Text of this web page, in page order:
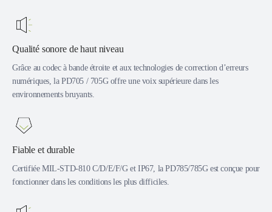
Qualité sonore de haut niveau
Grâce au codec à bande étroite et aux technologies de correction d’erreurs
numériques, la PD705 / 705G offre une voix supérieure dans les
environnements bruyants.
Fiable et durable
Certifiée MIL-STD-810 C/D/E/F/G et IP67, la PD785/785G est conçue pour
fonctionner dans les conditions les plus difficiles.